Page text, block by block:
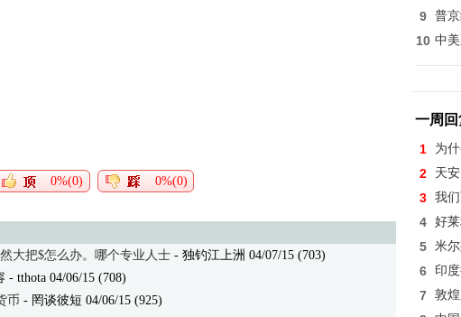
0%(0) 0%(0)
大把$怎么办。哪个专业人士 - 独钓江上洲 04/07/15 (703)
- tthota 04/06/15 (708)
币 - 罔谈彼短 04/06/15 (925)
9 普
10 中
一周
1 为
2 天
3 我
4 好
5 米
6 印
7 敦